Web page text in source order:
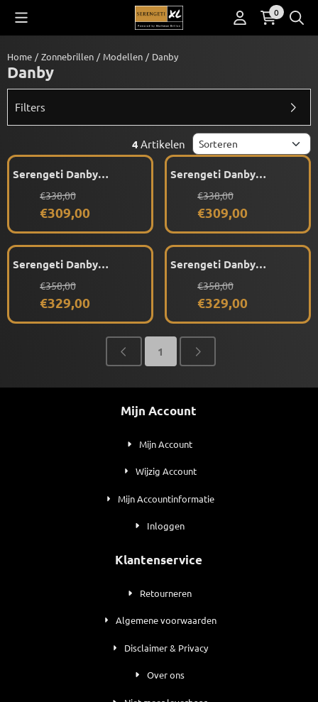
Cookievoorkeuren zijn beschikbaar. Kies instellingen of sta alle
0
Home / Zonnebrillen / Modellen / Danby
Danby
Filters
4 Artikelen Sorteermethode
Serengeti Danby
Gepolariseerd
Van 338,00 voor 309,00
€338,00
€309,00
Serengeti Danby
Gepolariseerd
Van 338,00 voor 309,00
€338,00
€309,00
Serengeti Danby
Gepolariseerd
Van 358,00 voor 329,00
€358,00
€329,00
Serengeti Danby
Gepolariseerd
Van 358,00 voor 329,00
€358,00
€329,00
1
Mijn Account
Mijn Account
Wijzig Account
Mijn Accountinformatie
Inloggen
Klantenservice
Retourneren
Algemene voorwaarden
Disclaimer & Privacy
Over ons